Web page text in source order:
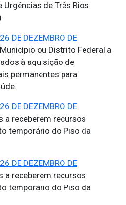
Urgências de Três Rios
DE DEZEMBRO DE
ou Distrito Federal a
à aquisição de
permanentes para
DE DEZEMBRO DE
a receberem recursos
temporário do Piso da
DE DEZEMBRO DE
a receberem recursos
temporário do Piso da